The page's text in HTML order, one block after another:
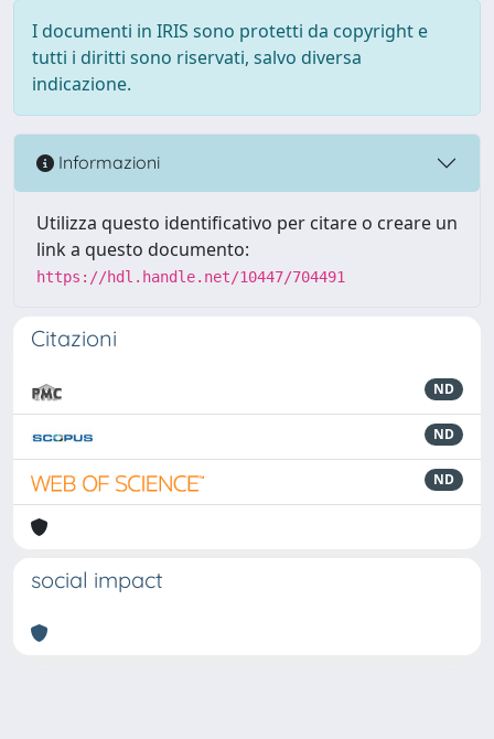
I documenti in IRIS sono protetti da copyright e
tutti i diritti sono riservati, salvo diversa
indicazione.
Informazioni
Utilizza questo identificativo per citare o creare un
link a questo documento:
https://hdl.handle.net/10447/704491
Citazioni
ND
ND
ND
social impact